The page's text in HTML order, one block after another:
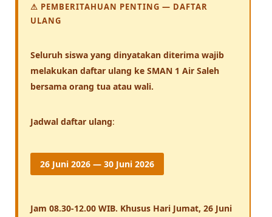
⚠ PEMBERITAHUAN PENTING — DAFTAR
ULANG
Seluruh siswa yang dinyatakan diterima wajib
melakukan daftar ulang ke SMAN 1 Air Saleh
bersama orang tua atau wali.
Jadwal daftar ulang:
26 Juni 2026 — 30 Juni 2026
Jam 08.30-12.00 WIB. Khusus Hari Jumat, 26 Juni